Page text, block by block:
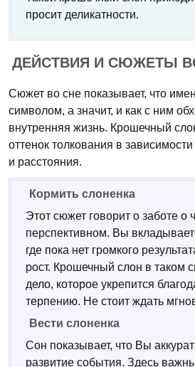
просит деликатности.
ДЕЙСТВИЯ И СЮЖЕТЫ
Сюжет во сне показывает, что
символом, а значит, и как с ним
внутренняя жизнь. Крошечный
оттенок толкования в
и расстояния.
Кормить слоненка
Этот сюжет говорит о заботе о
перспективном. Вы
где пока нет громкого
рост. Крошечный слон в таком
дело, которое укрепится
терпению. Не стоит ждать
Вести слоненка
Сон показывает, что Вы
развитие события. Здесь